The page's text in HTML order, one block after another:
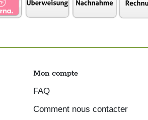
Mon compte
FAQ
Comment nous contacter